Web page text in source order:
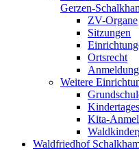
Gerzen-
ZV-Organe
Sitzungen
Ortsrecht
Anmeldung
Weitere
Kita-
Waldfriedhof